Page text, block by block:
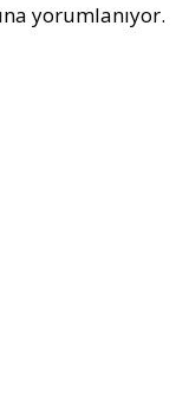
yorumlanıyor.